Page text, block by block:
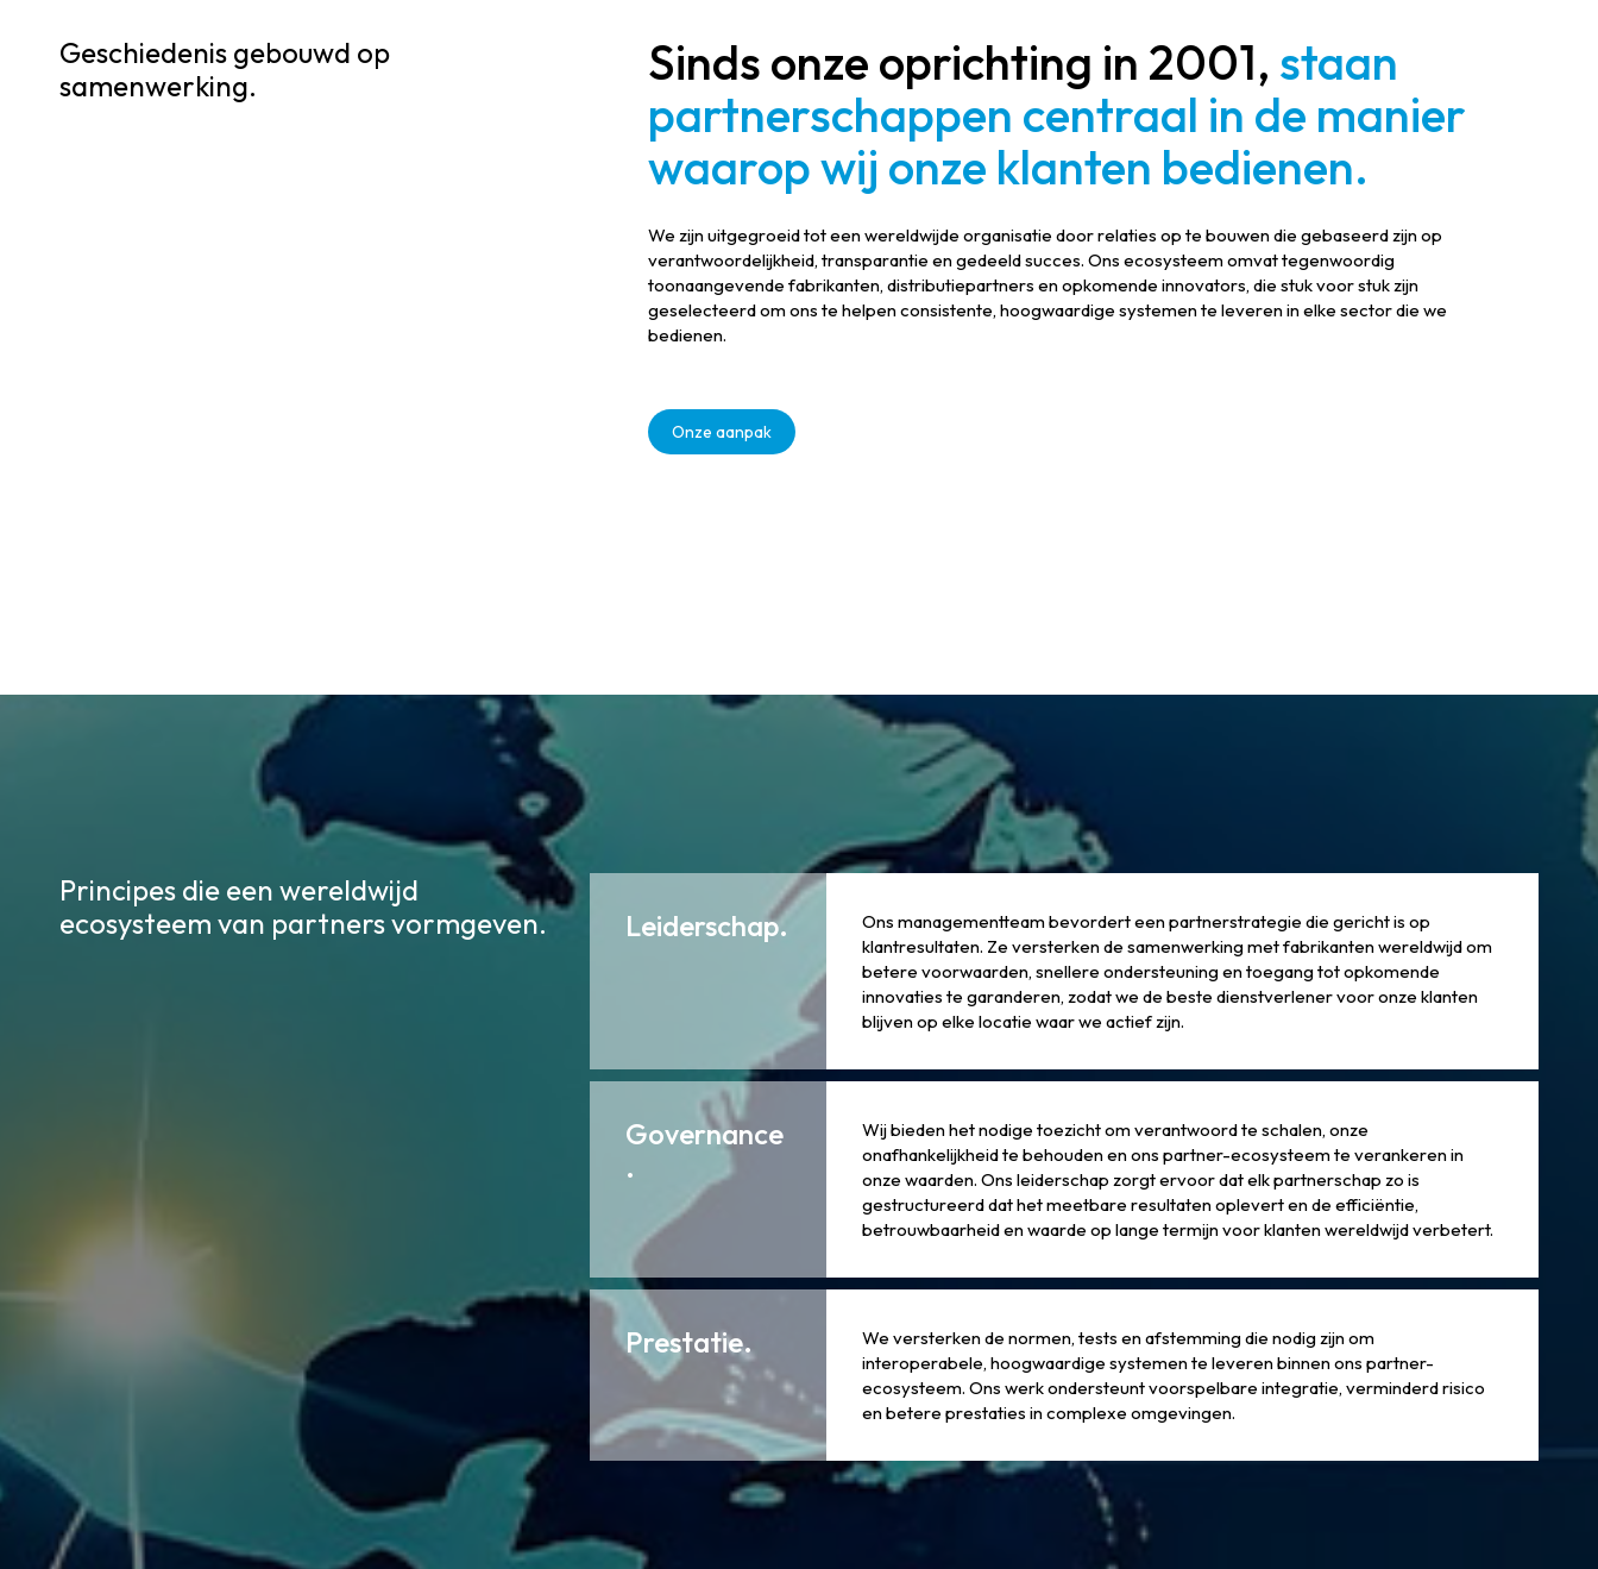
Geschiedenis gebouwd op
samenwerking.
Sinds onze oprichting in 2001, staan ​​
partnerschappen centraal in de manier
waarop wij onze klanten bedienen.
We zijn uitgegroeid tot een wereldwijde organisatie door relaties op te bouwen die gebaseerd zijn op
verantwoordelijkheid, transparantie en gedeeld succes. Ons ecosysteem omvat tegenwoordig
toonaangevende fabrikanten, distributiepartners en opkomende innovators, die stuk voor stuk zijn
geselecteerd om ons te helpen consistente, hoogwaardige systemen te leveren in elke sector die we
bedienen.
Onze aanpak
Principes die een wereldwijd
ecosysteem van partners vormgeven.
Leiderschap.
Ons managementteam bevordert een partnerstrategie die gericht is op
klantresultaten. Ze versterken de samenwerking met fabrikanten wereldwijd om
betere voorwaarden, snellere ondersteuning en toegang tot opkomende
innovaties te garanderen, zodat we de beste dienstverlener voor onze klanten
blijven op elke locatie waar we actief zijn.
Governance
.
Wij bieden het nodige toezicht om verantwoord te schalen, onze
onafhankelijkheid te behouden en ons partner-ecosysteem te verankeren in
onze waarden. Ons leiderschap zorgt ervoor dat elk partnerschap zo is
gestructureerd dat het meetbare resultaten oplevert en de efficiëntie,
betrouwbaarheid en waarde op lange termijn voor klanten wereldwijd verbetert.
Prestatie.
We versterken de normen, tests en afstemming die nodig zijn om
interoperabele, hoogwaardige systemen te leveren binnen ons partner-
ecosysteem. Ons werk ondersteunt voorspelbare integratie, verminderd risico
en betere prestaties in complexe omgevingen.